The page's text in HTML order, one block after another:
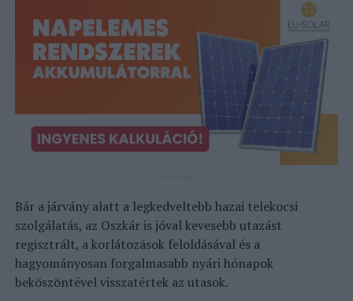
Bár a járvány alatt a legkedveltebb hazai telekocsi
szolgálatás, az Oszkár is jóval kevesebb utazást
regisztrált, a korlátozások feloldásával és a
hagyományosan forgalmasabb nyári hónapok
beköszöntével visszatértek az utasok.